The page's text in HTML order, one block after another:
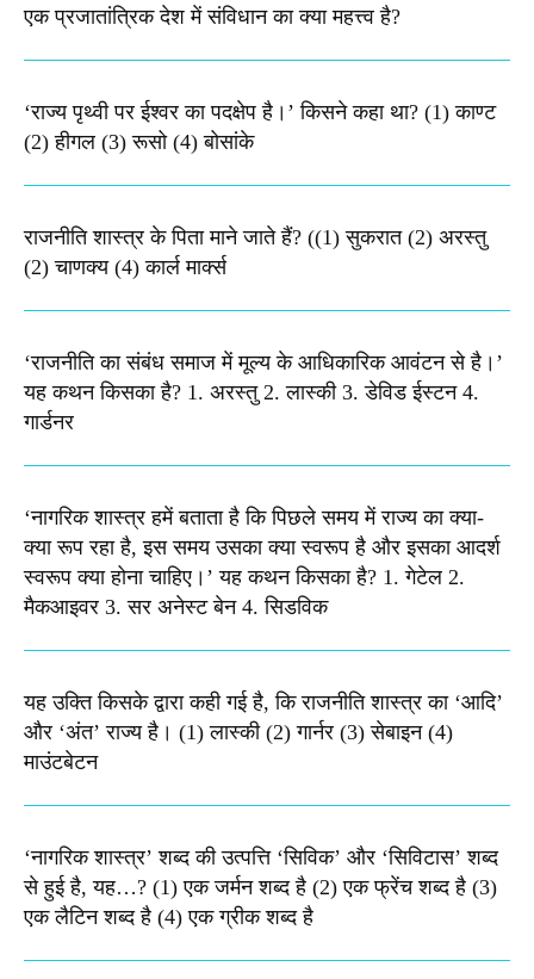
एक प्रजातांत्रिक देश में संविधान का क्या महत्त्व है?
‘राज्य पृथ्वी पर ईश्वर का पदक्षेप है।’ किसने कहा था? (1) काण्ट
(2) हीगल (3) रूसो (4) बोसांके
राजनीति शास्त्र के पिता माने जाते हैं? ((1) सुकरात (2) अरस्तु
(2) चाणक्य (4) कार्ल मार्क्स
‘राजनीति का संबंध समाज में मूल्य के आधिकारिक आवंटन से है।’
यह कथन किसका है? 1. अरस्तु 2. लास्की 3. डेविड ईस्टन 4.
गार्डनर
‘नागरिक शास्त्र हमें बताता है कि पिछले समय में राज्य का क्या-
क्या रूप रहा है, इस समय उसका क्या स्वरूप है और इसका आदर्श
स्वरूप क्या होना चाहिए।’ यह कथन किसका है? 1. गेटेल 2.
मैकआइवर 3. सर अनेस्ट बेन 4. सिडविक
यह उक्ति किसके द्वारा कही गई है, कि राजनीति शास्त्र का ‘आदि’
और ‘अंत’ राज्य है। (1) लास्की (2) गार्नर (3) सेबाइन (4)
माउंटबेटन
‘नागरिक शास्त्र’ शब्द की उत्पत्ति ‘सिविक’ और ‘सिविटास’ शब्द
से हुई है, यह…? (1) एक जर्मन शब्द है (2) एक फ्रेंच शब्द है (3)
एक लैटिन शब्द है (4) एक ग्रीक शब्द है